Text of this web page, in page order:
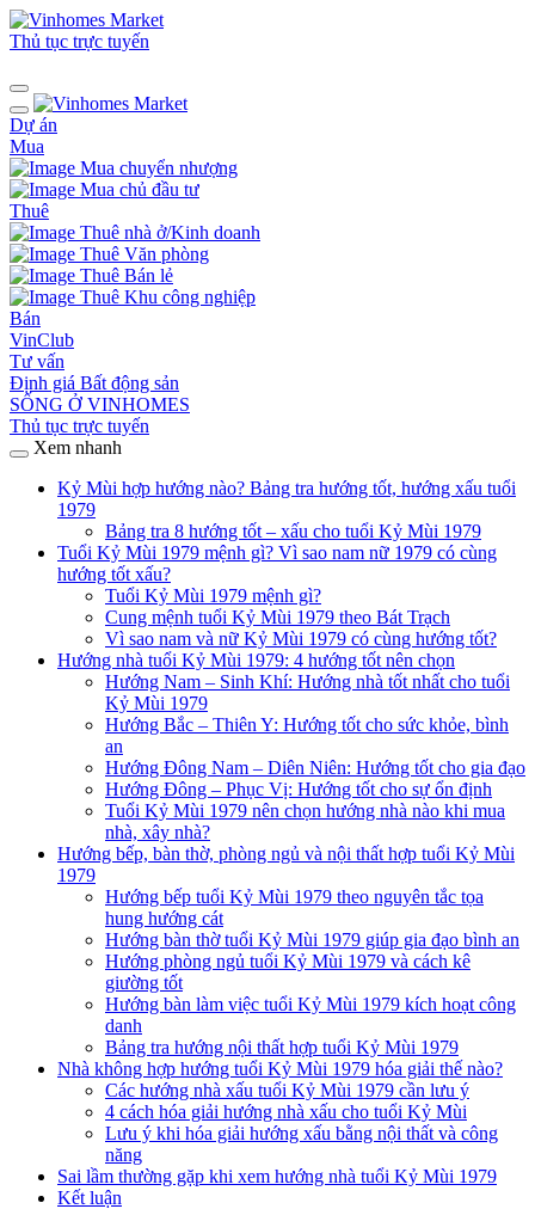
Thủ tục trực tuyến
Dự án
Mua
Mua chuyển nhượng
Mua chủ đầu tư
Thuê
Thuê nhà ở/Kinh doanh
Thuê Văn phòng
Thuê Bán lẻ
Thuê Khu công nghiệp
Bán
VinClub
Tư vấn
Định giá Bất động sản
SỐNG Ở VINHOMES
Thủ tục trực tuyến
Xem nhanh
Kỷ Mùi hợp hướng nào? Bảng tra hướng tốt, hướng xấu tuổi
1979
Bảng tra 8 hướng tốt – xấu cho tuổi Kỷ Mùi 1979
Tuổi Kỷ Mùi 1979 mệnh gì? Vì sao nam nữ 1979 có cùng
hướng tốt xấu?
Tuổi Kỷ Mùi 1979 mệnh gì?
Cung mệnh tuổi Kỷ Mùi 1979 theo Bát Trạch
Vì sao nam và nữ Kỷ Mùi 1979 có cùng hướng tốt?
Hướng nhà tuổi Kỷ Mùi 1979: 4 hướng tốt nên chọn
Hướng Nam – Sinh Khí: Hướng nhà tốt nhất cho tuổi
Kỷ Mùi 1979
Hướng Bắc – Thiên Y: Hướng tốt cho sức khỏe, bình
an
Hướng Đông Nam – Diên Niên: Hướng tốt cho gia đạo
Hướng Đông – Phục Vị: Hướng tốt cho sự ổn định
Tuổi Kỷ Mùi 1979 nên chọn hướng nhà nào khi mua
nhà, xây nhà?
Hướng bếp, bàn thờ, phòng ngủ và nội thất hợp tuổi Kỷ Mùi
1979
Hướng bếp tuổi Kỷ Mùi 1979 theo nguyên tắc tọa
hung hướng cát
Hướng bàn thờ tuổi Kỷ Mùi 1979 giúp gia đạo bình an
Hướng phòng ngủ tuổi Kỷ Mùi 1979 và cách kê
giường tốt
Hướng bàn làm việc tuổi Kỷ Mùi 1979 kích hoạt công
danh
Bảng tra hướng nội thất hợp tuổi Kỷ Mùi 1979
Nhà không hợp hướng tuổi Kỷ Mùi 1979 hóa giải thế nào?
Các hướng nhà xấu tuổi Kỷ Mùi 1979 cần lưu ý
4 cách hóa giải hướng nhà xấu cho tuổi Kỷ Mùi
Lưu ý khi hóa giải hướng xấu bằng nội thất và công
năng
Sai lầm thường gặp khi xem hướng nhà tuổi Kỷ Mùi 1979
Kết luận